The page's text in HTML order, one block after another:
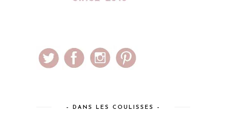
– DANS LES COULISSES –